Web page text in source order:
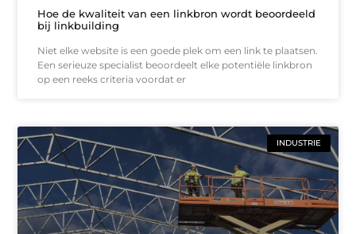
Hoe de kwaliteit van een linkbron wordt beoordeeld
bij linkbuilding
Niet elke website is een goede plek om een link te plaatsen.
Een serieuze specialist beoordeelt elke potentiële linkbron
op een reeks criteria voordat er
INDUSTRIE